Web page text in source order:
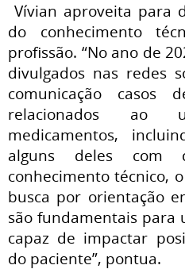
Vívian aproveita para
do conhecimento
profissão. “No ano de
divulgados nas redes
comunicação casos
relacionados ao
medicamentos,
alguns deles com
conhecimento técnico,
busca por orientação
são fundamentais para
capaz de impactar
do paciente”, pontua.